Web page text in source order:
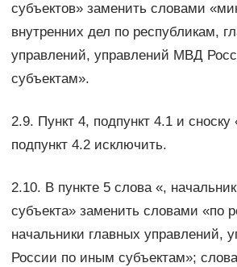
субъектов» заменить словами
внутренних дел по республикам,
управлений, управлений МВД
субъектам».
2.9. Пункт 4, подпункт 4.1 и сноску
подпункт 4.2 исключить.
2.10. В пункте 5 слова «,
субъекта» заменить словами «по
начальники главных управлений,
России по иным субъектам»;